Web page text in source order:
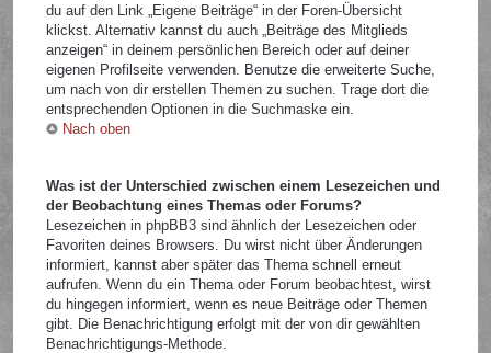
du auf den Link „Eigene Beiträge“ in der Foren-Übersicht
klickst. Alternativ kannst du auch „Beiträge des Mitglieds
anzeigen“ in deinem persönlichen Bereich oder auf deiner
eigenen Profilseite verwenden. Benutze die erweiterte Suche,
um nach von dir erstellen Themen zu suchen. Trage dort die
entsprechenden Optionen in die Suchmaske ein.
Nach oben
Was ist der Unterschied zwischen einem Lesezeichen und
der Beobachtung eines Themas oder Forums?
Lesezeichen in phpBB3 sind ähnlich der Lesezeichen oder
Favoriten deines Browsers. Du wirst nicht über Änderungen
informiert, kannst aber später das Thema schnell erneut
aufrufen. Wenn du ein Thema oder Forum beobachtest, wirst
du hingegen informiert, wenn es neue Beiträge oder Themen
gibt. Die Benachrichtigung erfolgt mit der von dir gewählten
Benachrichtigungs-Methode.